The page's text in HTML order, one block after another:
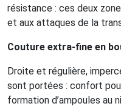
résistance : ces deux
et aux attaques de la
Couture extra-fine en
Droite et régulière,
sont portées : confort
formation d’ampoules au